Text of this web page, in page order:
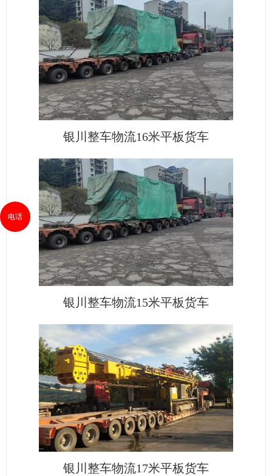
银川整车物流16米平板货车
银川整车物流15米平板货车
银川整车物流17米平板货车
电话